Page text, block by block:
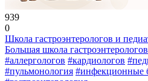
939
0
Школа гастроэнтерологов и
Большая школа
#аллергологов #кардиологов
#пульмонология #инфекционные